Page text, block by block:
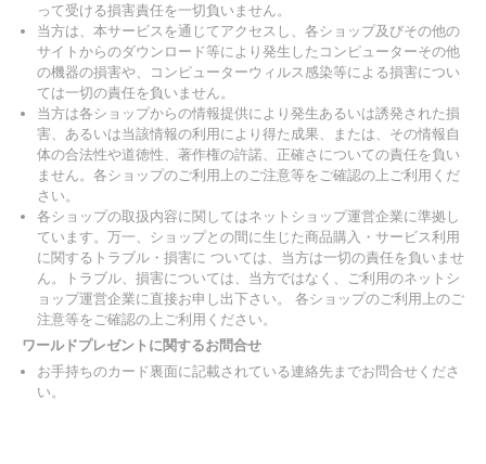
って受ける損害責任を一切負いません。
当方は、本サービスを通じてアクセスし、各ショップ及びその他の
サイトからのダウンロード等により発生したコンピューターその他
の機器の損害や、コンピューターウィルス感染等による損害につい
ては一切の責任を負いません。
当方は各ショップからの情報提供により発生あるいは誘発された損
害、あるいは当該情報の利用により得た成果、または、その情報自
体の合法性や道徳性、著作権の許諾、正確さについての責任を負い
ません。各ショップのご利用上のご注意等をご確認の上ご利用くだ
さい。
各ショップの取扱内容に関してはネットショップ運営企業に準拠し
ています。万一、ショップとの間に生じた商品購入・サービス利用
に関するトラブル・損害に ついては、当方は一切の責任を負いませ
ん。トラブル、損害については、当方ではなく、ご利用のネットシ
ョップ運営企業に直接お申し出下さい。 各ショップのご利用上のご
注意等をご確認の上ご利用ください。
ワールドプレゼントに関するお問合せ
お手持ちのカード裏面に記載されている連絡先までお問合せくださ
い。